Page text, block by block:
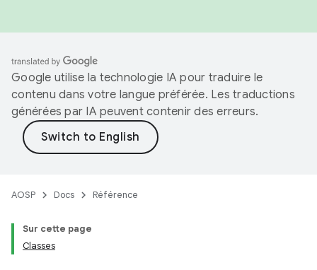
Google utilise la technologie IA pour traduire le
contenu dans votre langue préférée. Les traductions
générées par IA peuvent contenir des erreurs.
AOSP Docs Référence
Sur cette page
Classes